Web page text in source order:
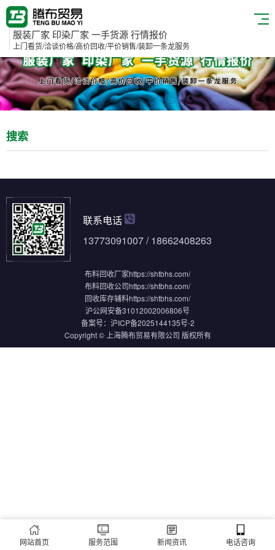
服装厂家 印染厂家 一手货源 行情报价
上门看货/洽谈价格/高价回收/平价销售/装卸一条龙服务
搜索
联系电话
13773091007 / 18662408263
布料回收厂家https://shtbhs.com/
布料回收公司https://shtbhs.com/
回收库存辅料https://shtbhs.com/
沪公网安备31012002006806号
备案号： 沪ICP备2025144135号-2
Copyright © 上海腾布贸易有限公司 版权所有
网站首页 服务范围 新闻资讯 电话咨询